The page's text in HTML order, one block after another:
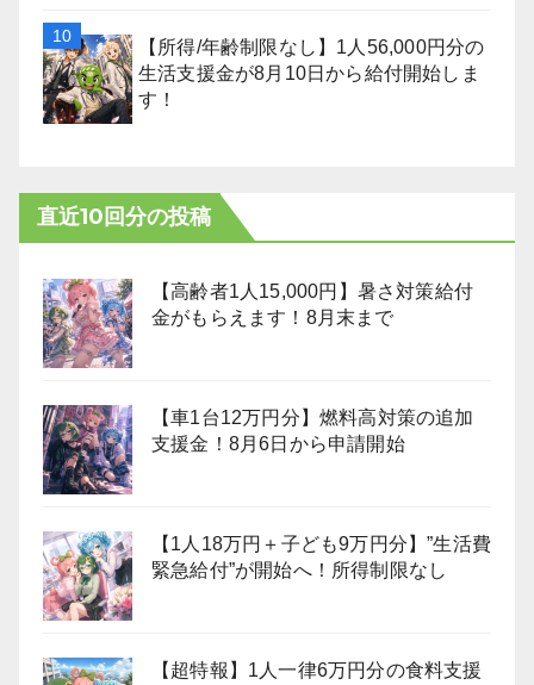
【所得/年齢制限なし】1人56,000円分の
生活支援金が8月10日から給付開始しま
す！
直近10回分の投稿
【高齢者1人15,000円】暑さ対策給付
金がもらえます！8月末まで
【車1台12万円分】燃料高対策の追加
支援金！8月6日から申請開始
【1人18万円＋子ども9万円分】”生活費
緊急給付”が開始へ！所得制限なし
【超特報】1人一律6万円分の食料支援